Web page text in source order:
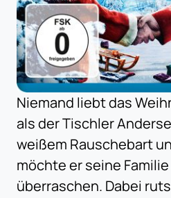
Niemand liebt das
als der Tischler
weißem Rauschebart
möchte er seine
überraschen. Dabei